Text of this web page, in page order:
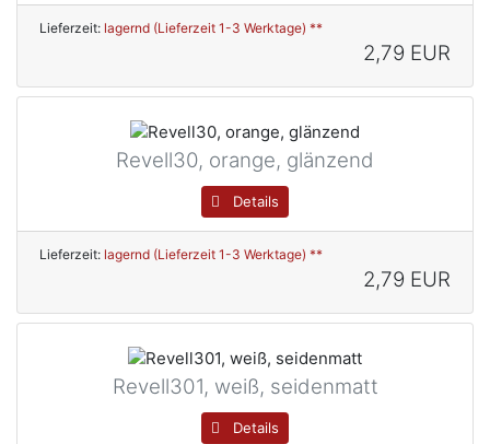
Lieferzeit: lagernd (Lieferzeit 1-3 Werktage) **
2,79 EUR
Revell30, orange, glänzend
Details
Lieferzeit: lagernd (Lieferzeit 1-3 Werktage) **
2,79 EUR
Revell301, weiß, seidenmatt
Details